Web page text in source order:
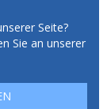
Seite?
Sie an unserer